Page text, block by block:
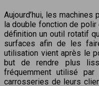
Aujourd’hui, les
la double fonction de
définition un outil rotatif
surfaces afin de les
utilisation vient après le
but de rendre plus
fréquemment utilisé
carrosseries de leurs